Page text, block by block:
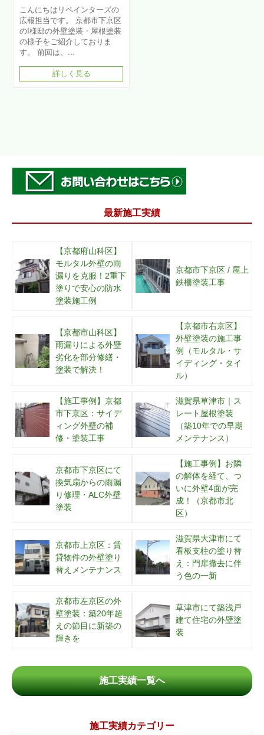
こんにちはリペインターズの
広報担当です。 京都市下京区
のI様邸の外壁塗装・屋根塗装
の様子をご紹介しておりま
す。 前回は、...
詳しく見る
最新施工実績
【京都府山科区】
モルタル外壁の雨
漏りを克服！2重下
塗りで安心の防水
塗装施工例
京都市下京区 / 屋上
鉄柵塗装工事
【京都市山科区】
雨漏りによる外壁
劣化を部分修繕・
塗装で解決！
【京都市右京区】
外壁塗装の施工事
例（モルタル・サ
イディング・タイ
ル）
【施工事例】京都
市下京区：サイデ
ィング外壁の補
修・塗装工事
滋賀県草津市｜ス
レート屋根塗装
（築10年での早期
メンテナンス）
京都市下京区にて
換気扇からの雨漏
り修理・ALC外壁
塗装
【施工事例】お隣
の解体を経て、つ
いに外壁4面が完
成！（京都市北
区）
京都市上京区：賃
貸物件の外壁塗り
替えメンテナンス
滋賀県大津市にて
看板支柱の塗り替
え：門扉撤去に伴
う色の一新
京都市左京区の外
壁塗装：築20年超
えの節目に新築の
輝きを
草津市にて築浅戸
建て住宅の外壁塗
装
施工実績一覧へ
施工実績カテゴリー